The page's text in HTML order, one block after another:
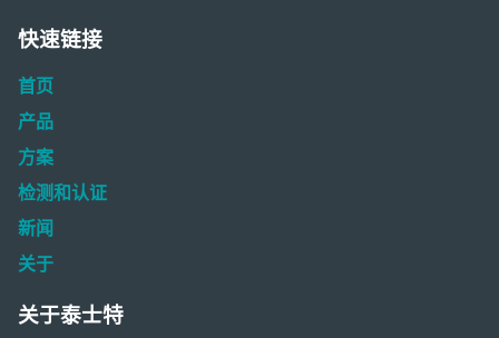
快速链接
首页
产品
方案
检测和认证
新闻
关于
关于泰士特